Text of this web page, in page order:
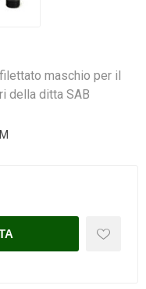
maschio per il
della ditta SAB